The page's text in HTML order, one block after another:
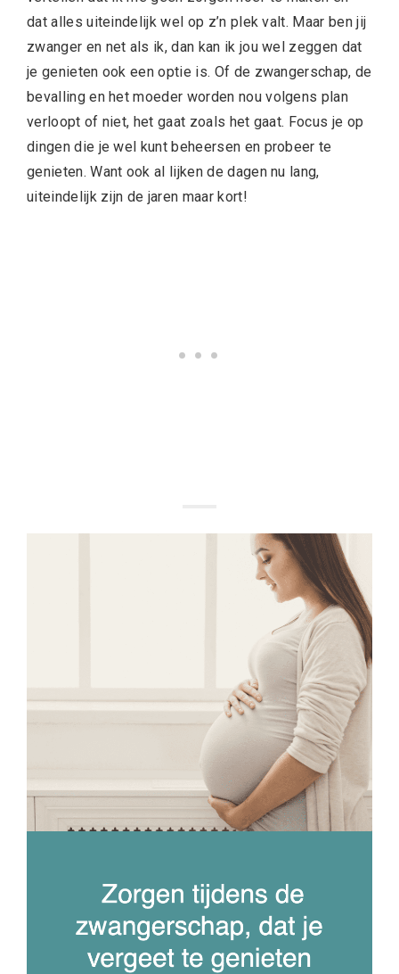
dat alles uiteindelijk wel op z’n plek valt. Maar ben jij
zwanger en net als ik, dan kan ik jou wel zeggen dat
je genieten ook een optie is. Of de zwangerschap, de
bevalling en het moeder worden nou volgens plan
verloopt of niet, het gaat zoals het gaat. Focus je op
dingen die je wel kunt beheersen en probeer te
genieten. Want ook al lijken de dagen nu lang,
uiteindelijk zijn de jaren maar kort!